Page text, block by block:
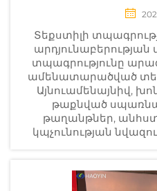
Տեքստիլի
արդյունաբերության
տպագրությունը
ամենատարածված
Այնուամենայնիվ,
թաքնված
թաղանթներ,
կպչունության